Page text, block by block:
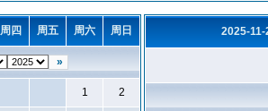
周四 周五 周六 周日
»
1 2
2025-